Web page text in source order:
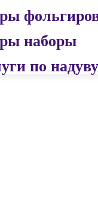
наборы
по надуву